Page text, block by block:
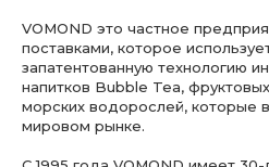
VOMOND это частное
поставками, которое
запатентованную технологию
напитков Bubble Tea,
морских водорослей, которые
мировом рынке.